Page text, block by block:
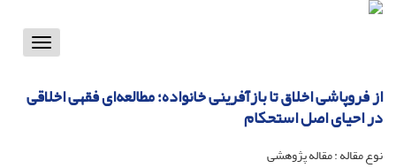
Toggle
از فروپاشی اخلاق تا بازآفرینی خانواده؛ مطالعه‌ای فقهی اخلاقی
در احیای اصل استحکام
نوع مقاله : مقاله پژوهشی